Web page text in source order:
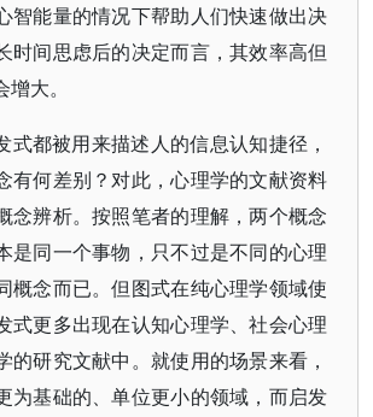
智能量的情况下帮助人们快速做出决
时间思虑后的决定而言，其效率高但
大。
式都被用来描述人的信息认知捷径，
有何差别？对此，心理学的文献资料
念辨析。按照笔者的理解，两个概念
是同一个事物，只不过是不同的心理
概念而已。但图式在纯心理学领域使
式更多出现在认知心理学、社会心理
的研究文献中。就使用的场景来看，
为基础的、单位更小的领域，而启发